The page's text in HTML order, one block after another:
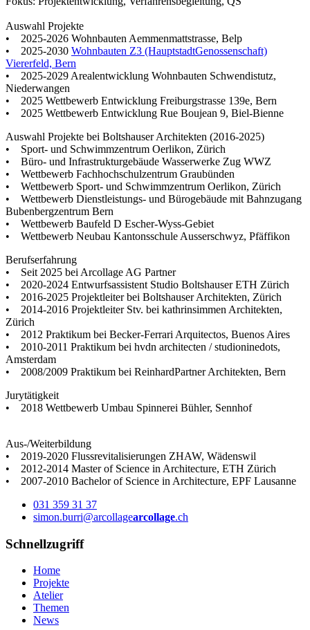
Auswahl Projekte
• 2025-2026 Wohnbauten Aemmenmattstrasse, Belp
• 2025-2030 Wohnbauten Z3 (HauptstadtGenossenschaft)
Viererfeld, Bern
• 2025-2029 Arealentwicklung Wohnbauten Schwendistutz,
Niederwangen
• 2025 Wettbewerb Entwicklung Freiburgstrasse 139e, Bern
• 2025 Wettbewerb Entwicklung Rue Boujean 9, Biel-Bienne
Auswahl Projekte bei Boltshauser Architekten (2016-2025)
• Sport- und Schwimmzentrum Oerlikon, Zürich
• Büro- und Infrastrukturgebäude Wasserwerke Zug WWZ
• Wettbewerb Fachhochschulzentrum Graubünden
• Wettbewerb Sport- und Schwimmzentrum Oerlikon, Zürich
• Wettbewerb Dienstleistungs- und Bürogebäude mit Bahnzugang
Bubenbergzentrum Bern
• Wettbewerb Baufeld D Escher-Wyss-Gebiet
• Wettbewerb Neubau Kantonsschule Ausserschwyz, Pfäffikon
Berufserfahrung
• Seit 2025 bei Arcollage AG Partner
• 2020-2024 Entwurfsassistent Studio Boltshauser ETH Zürich
• 2016-2025 Projektleiter bei Boltshauser Architekten, Zürich
• 2014-2016 Projektleiter Stv. bei kathrinsimmen Architekten,
Zürich
• 2012 Praktikum bei Becker-Ferrari Arquitectos, Buenos Aires
• 2010-2011 Praktikum bei hvdn architecten / studioninedots,
Amsterdam
• 2008/2009 Praktikum bei ReinhardPartner Architekten, Bern
Jurytätigkeit
• 2018 Wettbewerb Umbau Spin­nerei Bühler, Sennhof
Aus-/Weiterbildung
• 2019-2020 Flussrevitalisierungen ZHAW, Wädenswil
• 2012-2014 Master of Science in Architecture, ETH Zürich
• 2007-2010 Bachelor of Science in Architecture, EPF Lausanne
031 359 31 37
simon.burri@arcollagearcollage.ch
Schnellzugriff
Home
Projekte
Atelier
Themen
News